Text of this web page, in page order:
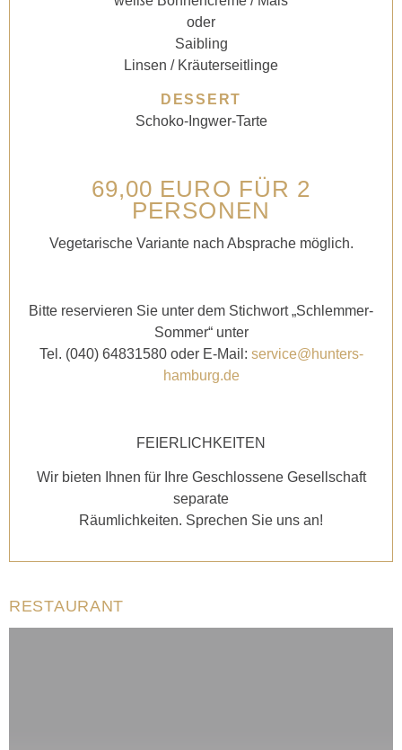
oder
Saibling
Linsen / Kräuterseitlinge
DESSERT
Schoko-Ingwer-Tarte
69,00 EURO FÜR 2
PERSONEN
Vegetarische Variante nach Absprache möglich.
Bitte reservieren Sie unter dem Stichwort „Schlemmer-
Sommer“ unter
Tel. (040) 64831580 oder E-Mail: service@hunters-
hamburg.de
FEIERLICHKEITEN
Wir bieten Ihnen für Ihre Geschlossene Gesellschaft
separate
Räumlichkeiten. Sprechen Sie uns an!
RESTAURANT